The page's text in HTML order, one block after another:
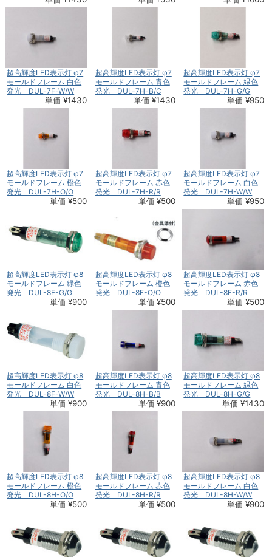
超高輝度LED表示灯 φ7
モールドフレーム 白色
発光 DUL-7F-W/W
単価 ¥1430
超高輝度LED表示灯 φ7
モールドフレーム 青色
発光 DUL-7H-B/C
単価 ¥1430
超高輝度LED表示灯 φ7
モールドフレーム 緑色
発光 DUL-7H-G/G
単価 ¥950
超高輝度LED表示灯 φ7
モールドフレーム 橙色
発光 DUL-7H-O/O
単価 ¥500
超高輝度LED表示灯 φ7
モールドフレーム 赤色
発光 DUL-7H-R/R
単価 ¥500
超高輝度LED表示灯 φ7
モールドフレーム 白色
発光 DUL-7H-W/W
単価 ¥950
超高輝度LED表示灯 φ8
モールドフレーム 緑色
発光 DUL-8F-G/G
単価 ¥900
超高輝度LED表示灯 φ8
モールドフレーム 橙色
発光 DUL-8F-O/O
単価 ¥500
超高輝度LED表示灯 φ8
モールドフレーム 赤色
発光 DUL-8F-R/R
単価 ¥500
超高輝度LED表示灯 φ8
モールドフレーム 白色
発光 DUL-8F-W/W
単価 ¥900
超高輝度LED表示灯 φ8
モールドフレーム 青色
発光 DUL-8H-B/B
単価 ¥900
超高輝度LED表示灯 φ8
モールドフレーム 緑色
発光 DUL-8H-G/G
単価 ¥1430
超高輝度LED表示灯 φ8
モールドフレーム 橙色
発光 DUL-8H-O/O
単価 ¥500
超高輝度LED表示灯 φ8
モールドフレーム 赤色
発光 DUL-8H-R/R
単価 ¥500
超高輝度LED表示灯 φ8
モールドフレーム 白色
発光 DUL-8H-W/W
単価 ¥900